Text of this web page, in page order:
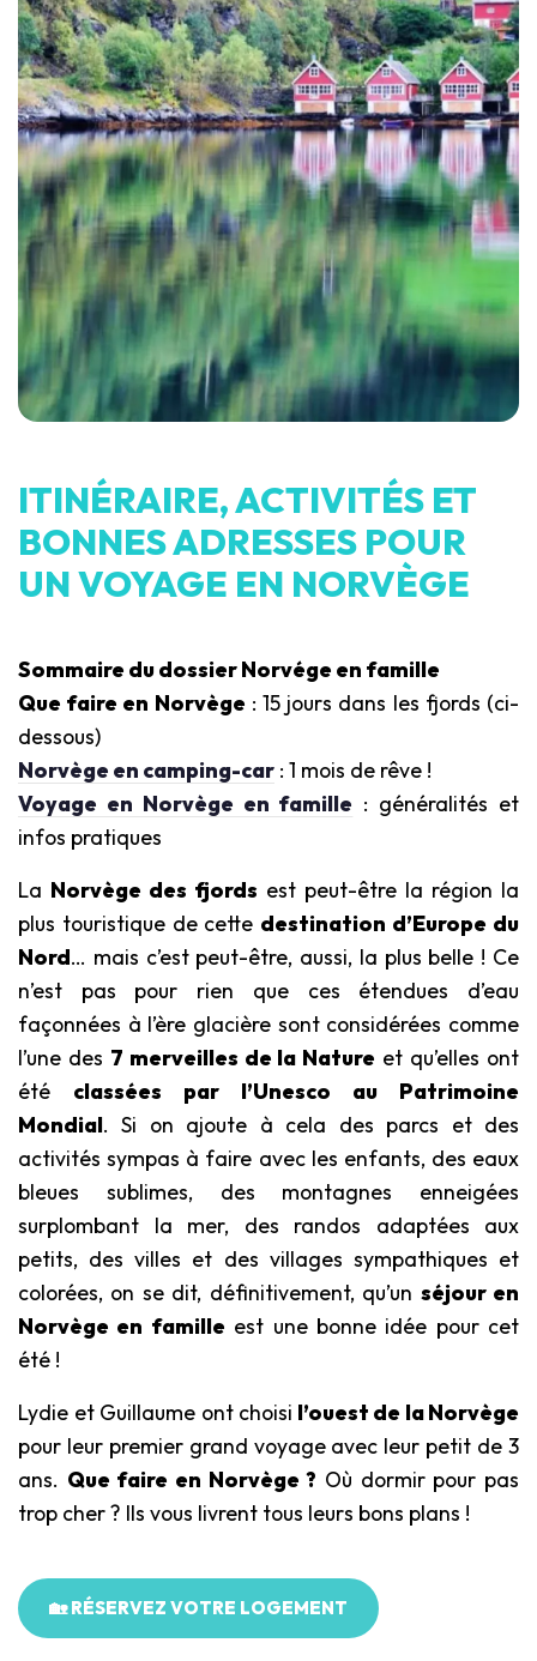
ITINÉRAIRE, ACTIVITÉS ET
BONNES ADRESSES POUR
UN VOYAGE EN NORVÈGE
Sommaire du dossier Norvége en famille
Que faire en Norvège : 15 jours dans les fjords (ci-
dessous)
Norvège en camping-car : 1 mois de rêve !
Voyage en Norvège en famille : généralités et
infos pratiques
La Norvège des fjords est peut-être la région la
plus touristique de cette destination d’Europe du
Nord… mais c’est peut-être, aussi, la plus belle ! Ce
n’est pas pour rien que ces étendues d’eau
façonnées à l’ère glacière sont considérées comme
l’une des 7 merveilles de la Nature et qu’elles ont
été classées par l’Unesco au Patrimoine
Mondial. Si on ajoute à cela des parcs et des
activités sympas à faire avec les enfants, des eaux
bleues sublimes, des montagnes enneigées
surplombant la mer, des randos adaptées aux
petits, des villes et des villages sympathiques et
colorées, on se dit, définitivement, qu’un séjour en
Norvège en famille est une bonne idée pour cet
été !
Lydie et Guillaume ont choisi l’ouest de la Norvège
pour leur premier grand voyage avec leur petit de 3
ans. Que faire en Norvège ? Où dormir pour pas
trop cher ? Ils vous livrent tous leurs bons plans !
🏡 RÉSERVEZ VOTRE LOGEMENT